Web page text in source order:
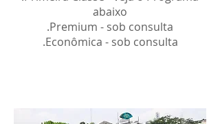
abaixo
.Premium - sob consulta
.Econômica - sob consulta